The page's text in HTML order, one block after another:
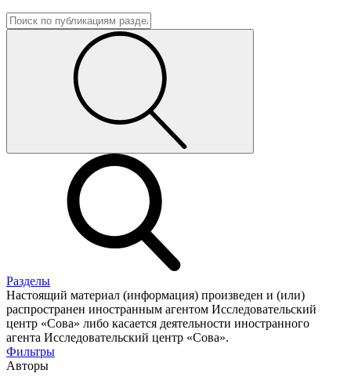
Разделы
Настоящий материал (информация) произведен и (или)
распространен иностранным агентом Исследовательский
центр «Сова» либо касается деятельности иностранного
агента Исследовательский центр «Сова».
Фильтры
Авторы